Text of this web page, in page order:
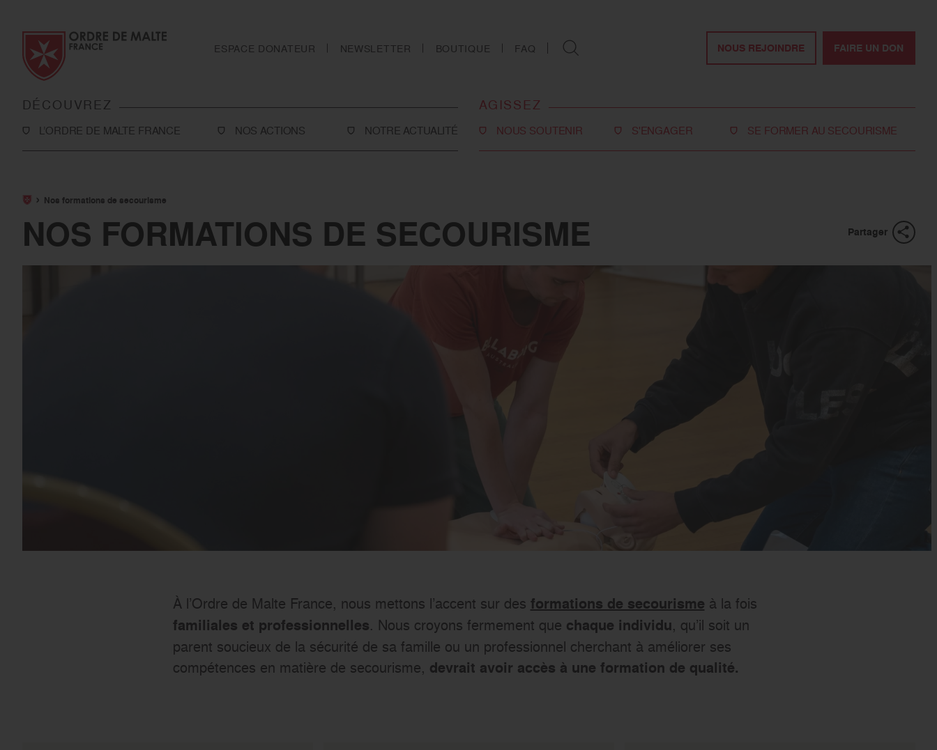
ESPACE DONATEUR NEWSLETTER BOUTIQUE FAQ NOUS REJOINDRE FAIRE UN DON
DÉCOUVREZ
L’ORDRE DE MALTE FRANCE
Notre présence en France
NOS ACTIONS
International
NOTRE ACTUALITÉ
AGISSEZ
NOUS SOUTENIR
Legs, donations et
S'ENGAGER
SE FORMER AU SECOURISME
Nos formations de secourisme
Partager
NOS FORMATIONS DE SECOURISME
À l’Ordre de Malte France, nous mettons l’accent sur des formations de secourisme à la fois
familiales et professionnelles. Nous croyons fermement que chaque individu, qu’il soit un
parent soucieux de la sécurité de sa famille ou un professionnel cherchant à améliorer ses
compétences en matière de secourisme, devrait avoir accès à une formation de qualité.